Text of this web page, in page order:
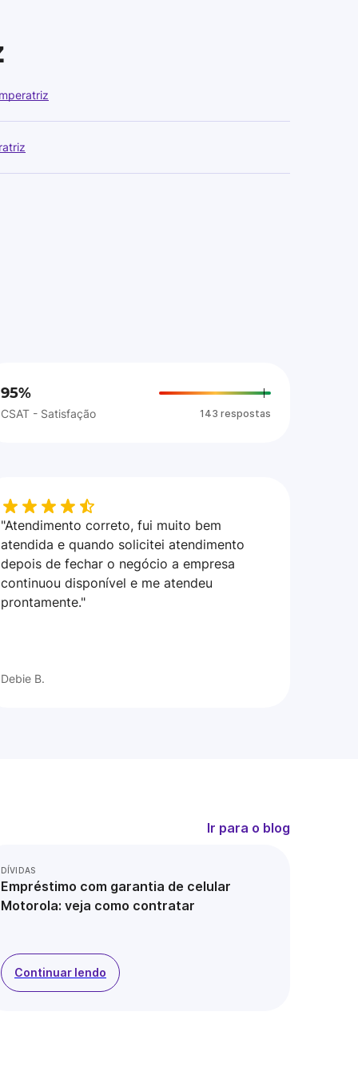
95%
CSAT - Satisfação 143 respostas
"Atendimento correto, fui muito bem
atendida e quando solicitei atendimento
depois de fechar o negócio a empresa
continuou disponível e me atendeu
prontamente."
Debie B.
Ir para o blog
DÍVIDAS
Empréstimo com garantia de celular
Motorola: veja como contratar
Continuar lendo